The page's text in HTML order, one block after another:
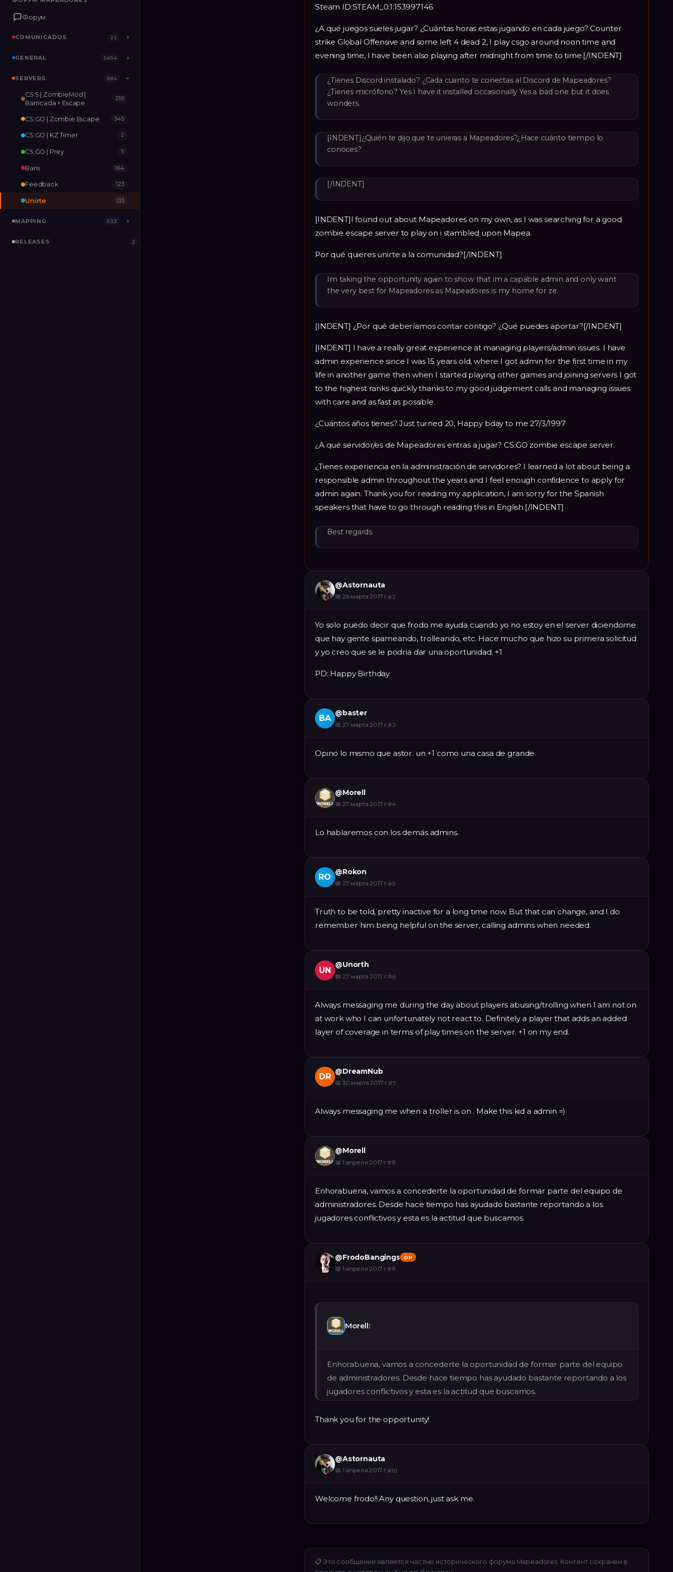
Форум
COMUNICADOS 21 ›
GENERAL 1454 ›
SERVERS 984 ›
MAPPING 533
RELEASES
Форум
COMUNICADOS 21 ›
GENERAL 1454 ›
SERVERS 984 ›
CS:S | ZombieMod |
Barricada + Escape
210
CS:GO | Zombie Escape 345
CS:GO | KZ Timer 2
CS:GO | Prey 5
Bans 164
Feedback 123
Unirte 133
MAPPING 533 ›
RELEASES 2
Steam ID:STEAM_0:1:153997146
¿A qué juegos sueles jugar? ¿Cuántas horas estas jugando en cada juego? Counter
strike Global Offensive and some left 4 dead 2, I play csgo around noon time and
evening time, I have been also playing after midnight from time to time.[/INDENT]
¿Tienes Discord instalado? ¿Cada cuanto te conectas al Discord de Mapeadores?
¿Tienes micrófono? Yes I have it installed occasionally Yes a bad one but it does
wonders.
[INDENT]¿Quién te dijo que te unieras a Mapeadores?¿Hace cuánto tiempo lo
conoces?
[/INDENT]
[INDENT]I found out about Mapeadores on my own, as I was searching for a good
zombie escape server to play on i stambled upon Mapea.
Por qué quieres unirte a la comunidad?[/INDENT]
Im taking the opportunity again to show that im a capable admin and only want
the very best for Mapeadores as Mapeadores is my home for ze.
[INDENT] ¿Por qué deberíamos contar contigo? ¿Qué puedes aportar?[/INDENT]
[INDENT] I have a really great experience at managing players/admin issues. I have
admin experience since I was 15 years old, where I got admin for the first time in my
life in another game then when I started playing other games and joining servers I got
to the highest ranks quickly thanks to my good judgement calls and managing issues
with care and as fast as possible.
¿Cuántos años tienes? Just turned 20, Happy bday to me 27/3/1997
¿A qué servidor/es de Mapeadores entras a jugar? CS:GO zombie escape server.
¿Tienes experiencia en la administración de servidores? I learned a lot about being a
responsible admin throughout the years and I feel enough confidence to apply for
admin again. Thank you for reading my application, I am sorry for the Spanish
speakers that have to go through reading this in English.[/INDENT]
Best regards.
@Astornauta
📅 26 марта 2017 г.#2
Yo solo puedo decir que frodo me ayuda cuando yo no estoy en el server diciendome
que hay gente spameando, trolleando, etc. Hace mucho que hizo su primera solicitud
y yo creo que se le podria dar una oportunidad. +1
PD: Happy Birthday
BA
@baster
📅 27 марта 2017 г.#3
Opino lo mismo que astor. un +1 como una casa de grande.
@Morell
📅 27 марта 2017 г.#4
Lo hablaremos con los demás admins.
RO
@Rokon
📅 27 марта 2017 г.#5
Truth to be told, pretty inactive for a long time now. But that can change, and I do
remember him being helpful on the server, calling admins when needed.
UN
@Unorth
📅 27 марта 2017 г.#6
Always messaging me during the day about players abusing/trolling when I am not on
at work who I can unfortunately not react to. Definitely a player that adds an added
layer of coverage in terms of play times on the server. +1 on my end.
DR
@DreamNub
📅 30 марта 2017 г.#7
Always messaging me when a troller is on . Make this kid a admin =)
@Morell
📅 1 апреля 2017 г.#8
Enhorabuena, vamos a concederte la oportunidad de formar parte del equipo de
administradores. Desde hace tiempo has ayudado bastante reportando a los
jugadores conflictivos y esta es la actitud que buscamos.
@FrodoBangings OP
📅 1 апреля 2017 г.#9
Morell:
Enhorabuena, vamos a concederte la oportunidad de formar parte del equipo
de administradores. Desde hace tiempo has ayudado bastante reportando a los
jugadores conflictivos y esta es la actitud que buscamos.
Thank you for the opportunity!
@Astornauta
📅 1 апреля 2017 г.#10
Welcome frodo!! Any question, just ask me.
📋 Это сообщение является частью исторического форума Mapeadores. Контент сохранен в